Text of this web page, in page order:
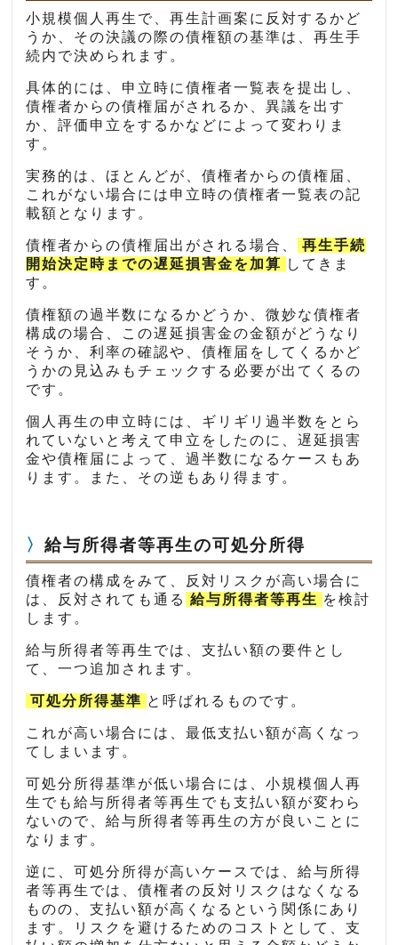
小規模個人再生で、再生計画案に反対するかど
うか、その決議の際の債権額の基準は、再生手
続内で決められます。
具体的には、申立時に債権者一覧表を提出し、
債権者からの債権届がされるか、異議を出す
か、評価申立をするかなどによって変わりま
す。
実務的は、ほとんどが、債権者からの債権届、
これがない場合には申立時の債権者一覧表の記
載額となります。
債権者からの債権届出がされる場合、
再生手続
開始決定時までの遅延損害金を加算 してきま
す。
債権額の過半数になるかどうか、微妙な債権者
構成の場合、この遅延損害金の金額がどうなり
そうか、利率の確認や、債権届をしてくるかど
うかの見込みもチェックする必要が出てくるの
です。
個人再生の申立時には、ギリギリ過半数をとら
れていないと考えて申立をしたのに、遅延損害
金や債権届によって、過半数になるケースもあ
ります。また、その逆もあり得ます。
給与所得者等再生の可処分所得
債権者の構成をみて、反対リスクが高い場合に
は、反対されても通る 給与所得者等再生 を検討
します。
給与所得者等再生では、支払い額の要件とし
て、一つ追加されます。
可処分所得基準 と呼ばれるものです。
これが高い場合には、最低支払い額が高くなっ
てしまいます。
可処分所得基準が低い場合には、小規模個人再
生でも給与所得者等再生でも支払い額が変わら
ないので、給与所得者等再生の方が良いことに
なります。
逆に、可処分所得が高いケースでは、給与所得
者等再生では、債権者の反対リスクはなくなる
ものの、支払い額が高くなるという関係にあり
ます。リスクを避けるためのコストとして、支